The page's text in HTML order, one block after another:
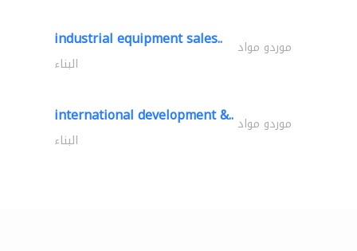
industrial equipment sales.. موردو مواد
البناء
international development &.. موردو مواد
البناء